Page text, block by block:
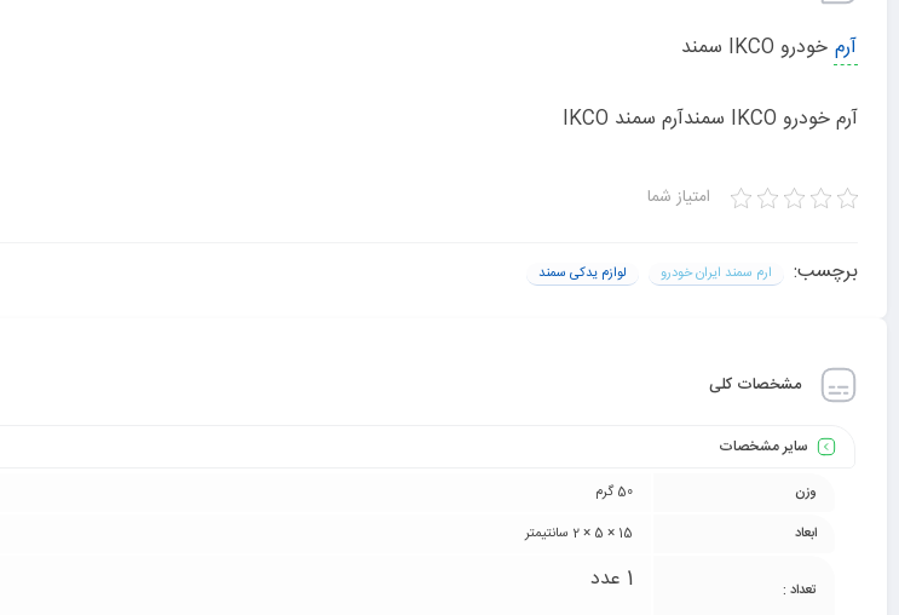
آرم خودرو IKCO سمند
آرم خودرو IKCO سمندآرم سمند IKCO
امتیاز شما
برچسب: ارم سمند ایران خودرو لوازم یدکی سمند
مشخصات کلی
سایر مشخصات
وزن
50 گرم
ابعاد
15 × 5 × 2 سانتیمتر
تعداد : 1 عدد